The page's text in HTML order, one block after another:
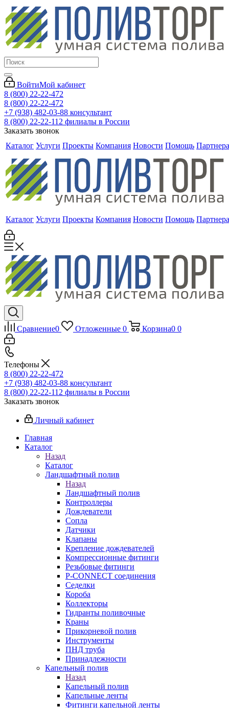
ВойтиМой кабинет
8 (800) 22-22-472
8 (800) 22-22-472
+7 (938) 482-03-88 консультант
8 (800) 22-22-112 филиалы в России
Заказать звонок
Каталог Услуги Проекты Компания Новости Помощь
Каталог Услуги Проекты Компания Новости Помощь
Сравнение0 Отложенные 0 Корзина0 0
Телефоны
8 (800) 22-22-472
+7 (938) 482-03-88 консультант
8 (800) 22-22-112 филиалы в России
Заказать звонок
Личный кабинет
Главная
Каталог
Назад
Каталог
Ландшафтный полив
Назад
Ландшафтный полив
Контроллеры
Дождеватели
Сопла
Датчики
Клапаны
Крепление дождевателей
Компрессионные фитинги
Резьбовые фитинги
P-CONNECT соединения
Седелки
Короба
Коллекторы
Гидранты поливочные
Краны
Прикорневой полив
Инструменты
ПНД труба
Принадлежности
Капельный полив
Назад
Капельный полив
Капельные ленты
Фитинги капельной ленты